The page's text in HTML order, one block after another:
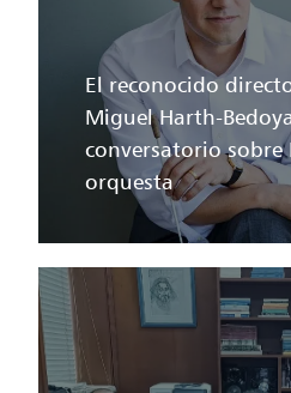
El reconocido
Miguel Harth-
conversatorio sobre
orquesta